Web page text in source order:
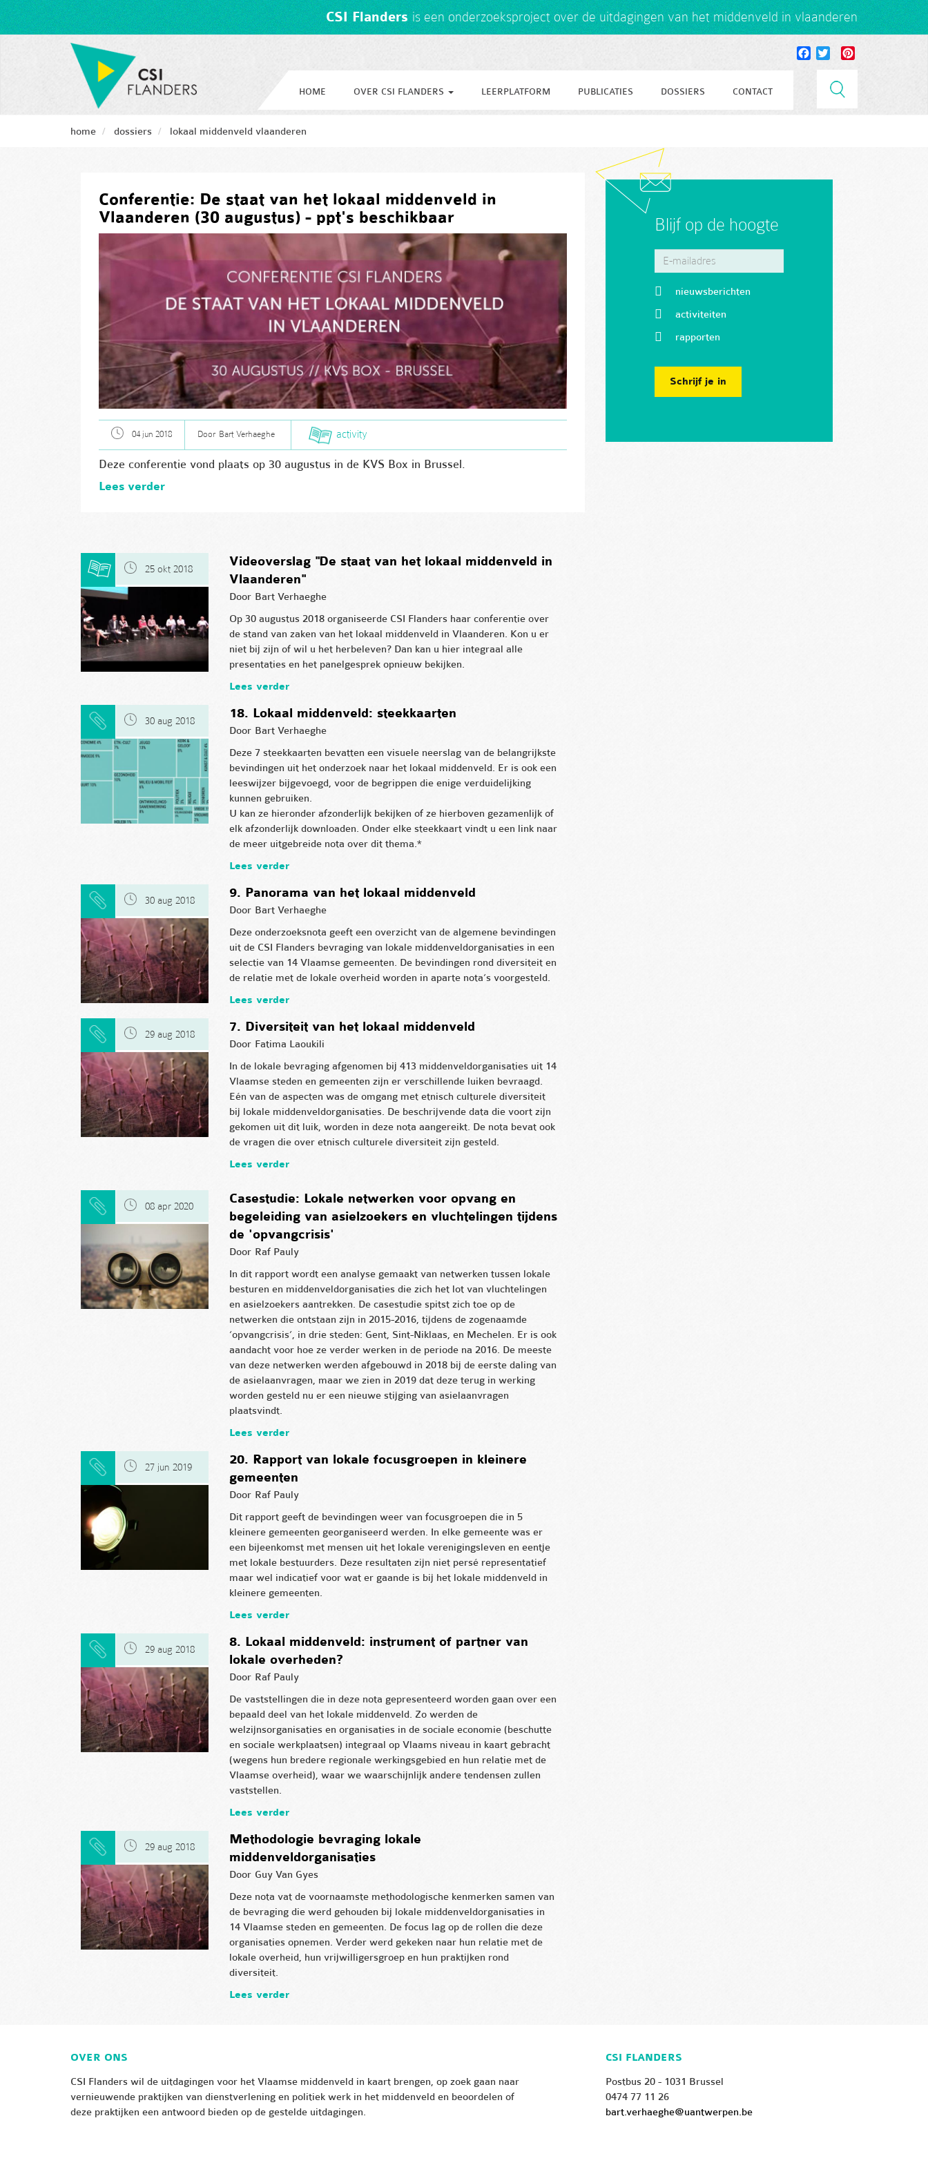
Overslaan
en
naar
CSI Flandersis een onderzoeksproject over de uitdagingen van het middenveld in vlaanderen
Facebook
Twitter
navigation
HOME OVER CSI FLANDERS LEERPLATFORM PUBLICATIES DOSSIERS CONTACT
home dossiers lokaal middenveld vlaanderen
Conferentie: De staat van het lokaal middenveld in
Vlaanderen (30 augustus) - ppt's beschikbaar
04 jun 2018 Door Bart Verhaeghe activity
Deze conferentie vond plaats op 30 augustus in de KVS Box in Brussel.
Lees verder
25 okt 2018
Videoverslag "De staat van het lokaal middenveld in
Vlaanderen"
Door Bart Verhaeghe
Op 30 augustus 2018 organiseerde CSI Flanders haar conferentie over
de stand van zaken van het lokaal middenveld in Vlaanderen. Kon u er
niet bij zijn of wil u het herbeleven? Dan kan u hier integraal alle
presentaties en het panelgesprek opnieuw bekijken.
Lees verder
30 aug 2018 18. Lokaal middenveld: steekkaarten
Door Bart Verhaeghe
Deze 7 steekkaarten bevatten een visuele neerslag van de belangrijkste
bevindingen uit het onderzoek naar het lokaal middenveld. Er is ook een
leeswijzer bijgevoegd, voor de begrippen die enige verduidelijking
kunnen gebruiken.
U kan ze hieronder afzonderlijk bekijken of ze hierboven gezamenlijk of
elk afzonderlijk downloaden. Onder elke steekkaart vindt u een link naar
de meer uitgebreide nota over dit thema.*
Lees verder
30 aug 2018 9. Panorama van het lokaal middenveld
Door Bart Verhaeghe
Deze onderzoeksnota geeft een overzicht van de algemene bevindingen
uit de CSI Flanders bevraging van lokale middenveldorganisaties in een
selectie van 14 Vlaamse gemeenten. De bevindingen rond diversiteit en
de relatie met de lokale overheid worden in aparte nota’s voorgesteld.
Lees verder
29 aug 2018 7. Diversiteit van het lokaal middenveld
Door Fatima Laoukili
In de lokale bevraging afgenomen bij 413 middenveldorganisaties uit 14
Vlaamse steden en gemeenten zijn er verschillende luiken bevraagd.
Eén van de aspecten was de omgang met etnisch culturele diversiteit
bij lokale middenveldorganisaties. De beschrijvende data die voort zijn
gekomen uit dit luik, worden in deze nota aangereikt. De nota bevat ook
de vragen die over etnisch culturele diversiteit zijn gesteld.
Lees verder
08 apr 2020
Casestudie: Lokale netwerken voor opvang en
begeleiding van asielzoekers en vluchtelingen tijdens
de 'opvangcrisis'
Door Raf Pauly
In dit rapport wordt een analyse gemaakt van netwerken tussen lokale
besturen en middenveldorganisaties die zich het lot van vluchtelingen
en asielzoekers aantrekken. De casestudie spitst zich toe op de
netwerken die ontstaan zijn in 2015-2016, tijdens de zogenaamde
‘opvangcrisis’, in drie steden: Gent, Sint-Niklaas, en Mechelen. Er is ook
aandacht voor hoe ze verder werken in de periode na 2016. De meeste
van deze netwerken werden afgebouwd in 2018 bij de eerste daling van
de asielaanvragen, maar we zien in 2019 dat deze terug in werking
worden gesteld nu er een nieuwe stijging van asielaanvragen
plaatsvindt.
Lees verder
27 jun 2019
20. Rapport van lokale focusgroepen in kleinere
gemeenten
Door Raf Pauly
Dit rapport geeft de bevindingen weer van focusgroepen die in 5
kleinere gemeenten georganiseerd werden. In elke gemeente was er
een bijeenkomst met mensen uit het lokale verenigingsleven en eentje
met lokale bestuurders. Deze resultaten zijn niet persé representatief
maar wel indicatief voor wat er gaande is bij het lokale middenveld in
kleinere gemeenten.
Lees verder
29 aug 2018
8. Lokaal middenveld: instrument of partner van
lokale overheden?
Door Raf Pauly
De vaststellingen die in deze nota gepresenteerd worden gaan over een
bepaald deel van het lokale middenveld. Zo werden de
welzijnsorganisaties en organisaties in de sociale economie (beschutte
en sociale werkplaatsen) integraal op Vlaams niveau in kaart gebracht
(wegens hun bredere regionale werkingsgebied en hun relatie met de
Vlaamse overheid), waar we waarschijnlijk andere tendensen zullen
vaststellen.
Lees verder
29 aug 2018
Methodologie bevraging lokale
middenveldorganisaties
Door Guy Van Gyes
Deze nota vat de voornaamste methodologische kenmerken samen van
de bevraging die werd gehouden bij lokale middenveldorganisaties in
14 Vlaamse steden en gemeenten. De focus lag op de rollen die deze
organisaties opnemen. Verder werd gekeken naar hun relatie met de
lokale overheid, hun vrijwilligersgroep en hun praktijken rond
diversiteit.
Lees verder
Blijf op de hoogte
nieuwsberichten
activiteiten
rapporten
Schrijf je in
OVER ONS
CSI Flanders wil de uitdagingen voor het Vlaamse middenveld in kaart brengen, op zoek gaan naar
vernieuwende praktijken van dienstverlening en politiek werk in het middenveld en beoordelen of
deze praktijken een antwoord bieden op de gestelde uitdagingen.
CSI FLANDERS
Postbus 20 - 1031 Brussel
0474 77 11 26
bart.verhaeghe@uantwerpen.be